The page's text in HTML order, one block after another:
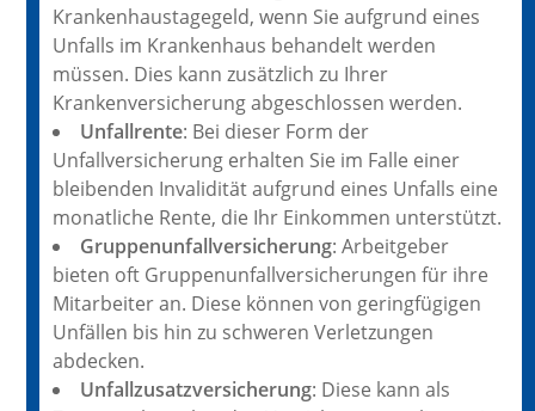
Krankenhaustagegeld, wenn Sie aufgrund eines
Unfalls im Krankenhaus behandelt werden
müssen. Dies kann zusätzlich zu Ihrer
Krankenversicherung abgeschlossen werden.
Unfallrente: Bei dieser Form der
Unfallversicherung erhalten Sie im Falle einer
bleibenden Invalidität aufgrund eines Unfalls eine
monatliche Rente, die Ihr Einkommen unterstützt.
Gruppenunfallversicherung: Arbeitgeber
bieten oft Gruppenunfallversicherungen für ihre
Mitarbeiter an. Diese können von geringfügigen
Unfällen bis hin zu schweren Verletzungen
abdecken.
Unfallzusatzversicherung: Diese kann als